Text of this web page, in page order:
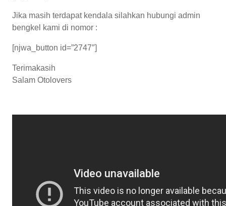
Jika masih terdapat kendala silahkan hubungi admin
bengkel kami di nomor :
[njwa_button id=”2747″]
Terimakasih
Salam Otolovers